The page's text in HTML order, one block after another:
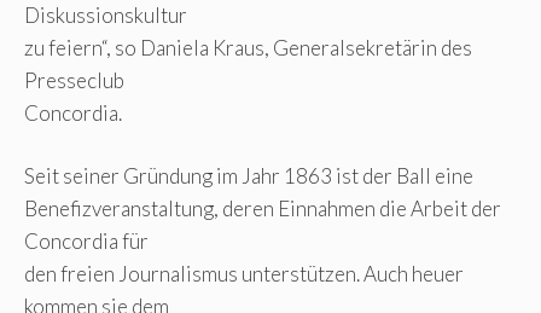
Diskussionskultur
zu feiern“, so Daniela Kraus, Generalsekretärin des
Presseclub
Concordia.
Seit seiner Gründung im Jahr 1863 ist der Ball eine
Benefizveranstaltung, deren Einnahmen die Arbeit der
Concordia für
den freien Journalismus unterstützen. Auch heuer
kommen sie dem